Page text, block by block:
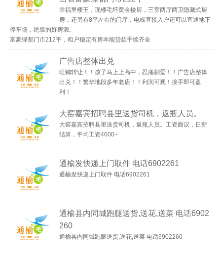
幸福里楼王，现楼毛坯黄金楼层，三室两厅两卫隐藏式厨
房，还另有8平左右的门厅，电梯直接入户还可以直通地下
停车场，绝版的好房源。
富豪绿都门市212平，租户稳定有房本能贷款手续齐全
广告店整体出兑
旺铺转让！！孩子马上上高中，忍痛割爱！！广告店整体
出兑！！繁华地段多年老店！！利润可观！接手即可盈
利！
大窑嘉宾招聘县里送货司机，返瓶人员。
大窑嘉宾招聘县里送货司机，返瓶人员。工资面议，日薪
结算，平均工资4000+
通榆发快递上门取件 电话6902261
通榆发快递上门取件 电话6902261
通榆县内同城跑腿送货,送花,送菜 电话6902
260
通榆县内同城跑腿送货,送花,送菜 电话6902260